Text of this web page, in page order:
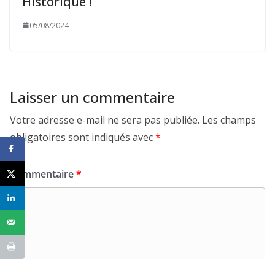
05/08/2024
Laisser un commentaire
Votre adresse e-mail ne sera pas publiée. Les champs
obligatoires sont indiqués avec*
Commentaire*